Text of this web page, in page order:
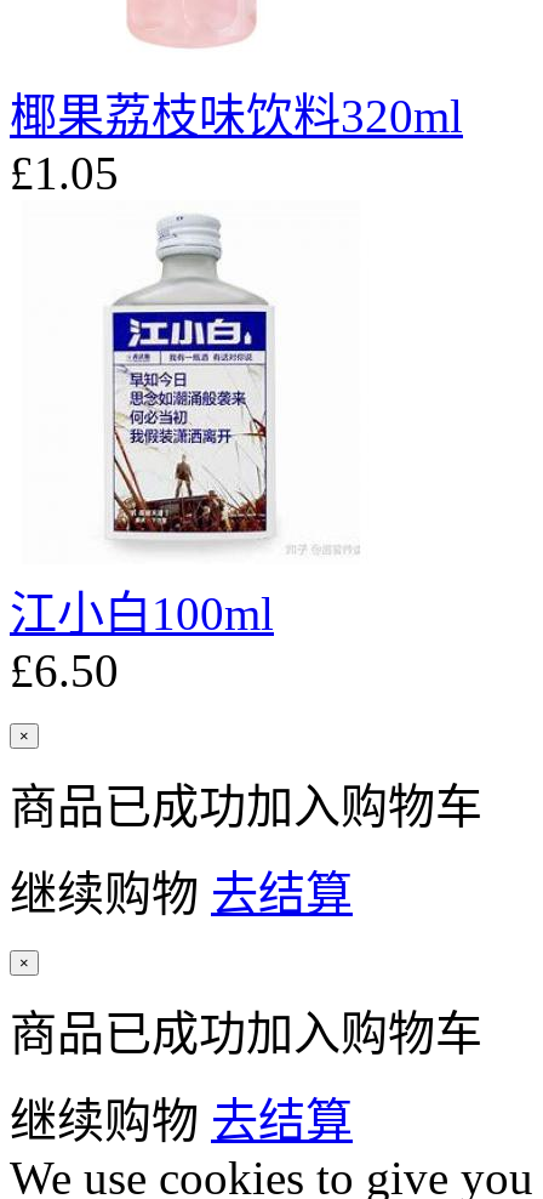
椰果荔枝味饮料320ml
£1.05
江小白100ml
£6.50
×
商品已成功加入购物车
继续购物 去结算
×
商品已成功加入购物车
继续购物 去结算
We use cookies to give